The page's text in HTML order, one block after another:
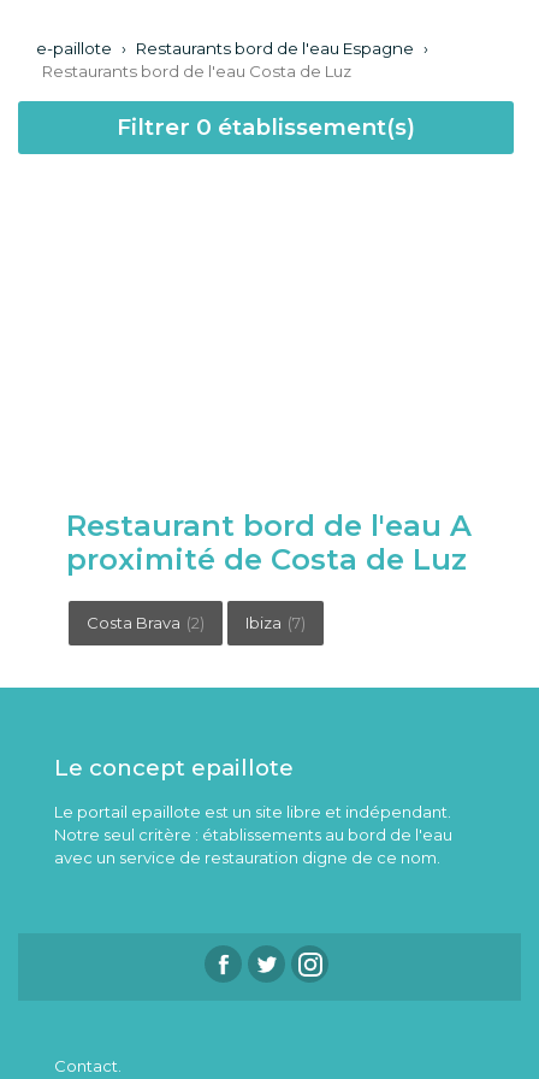
e-paillote › Restaurants bord de l'eau Espagne ›
Restaurants bord de l'eau Costa de Luz
Filtrer 0 établissement(s)
Restaurant bord de l'eau A
proximité de Costa de Luz
Costa Brava (2) Ibiza (7)
Le concept epaillote
Le portail epaillote est un site libre et indépendant.
Notre seul critère : établissements au bord de l'eau
avec un service de restauration digne de ce nom.
Contact.